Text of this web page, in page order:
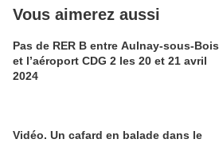
Vous aimerez aussi
Pas de RER B entre Aulnay-sous-Bois
et l’aéroport CDG 2 les 20 et 21 avril
2024
Vidéo. Un cafard en balade dans le